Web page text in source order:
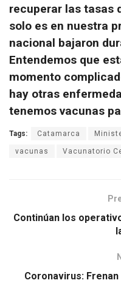
recuperar las tasas
solo es en nuestra
nacional bajaron
Entendemos que
momento
hay otras
tenemos vacunas
Tags: Catamarca
vacunas Vacunatorio
Continúan los
Coronavirus: